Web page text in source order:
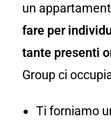
un
fare per
tante presenti
Group ci
Ti forniamo